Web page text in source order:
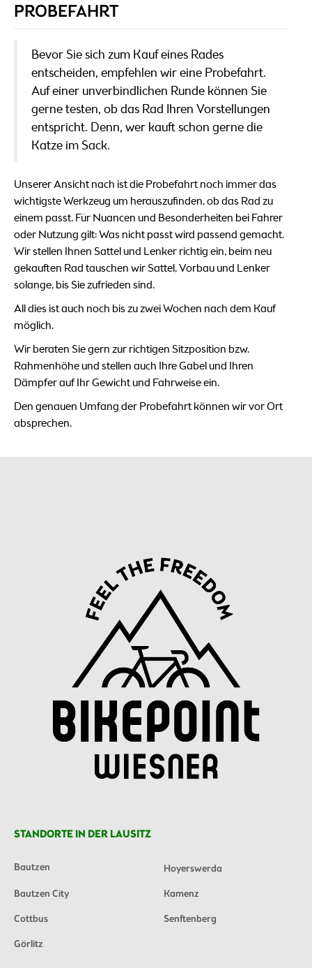
PROBEFAHRT
Bevor Sie sich zum Kauf eines Rades
entscheiden, empfehlen wir eine Probefahrt.
Auf einer unverbindlichen Runde können Sie
gerne testen, ob das Rad Ihren Vorstellungen
entspricht. Denn, wer kauft schon gerne die
Katze im Sack.
Unserer Ansicht nach ist die Probefahrt noch immer das
wichtigste Werkzeug um herauszufinden, ob das Rad zu
einem passt. Für Nuancen und Besonderheiten bei Fahrer
oder Nutzung gilt: Was nicht passt wird passend gemacht.
Wir stellen Ihnen Sattel und Lenker richtig ein, beim neu
gekauften Rad tauschen wir Sattel, Vorbau und Lenker
solange, bis Sie zufrieden sind.
All dies ist auch noch bis zu zwei Wochen nach dem Kauf
möglich.
Wir beraten Sie gern zur richtigen Sitzposition bzw.
Rahmenhöhe und stellen auch Ihre Gabel und Ihren
Dämpfer auf Ihr Gewicht und Fahrweise ein.
Den genauen Umfang der Probefahrt können wir vor Ort
absprechen.
STANDORTE IN DER LAUSITZ
Bautzen
Hoyerswerda
Bautzen City
Kamenz
Cottbus
Senftenberg
Görlitz